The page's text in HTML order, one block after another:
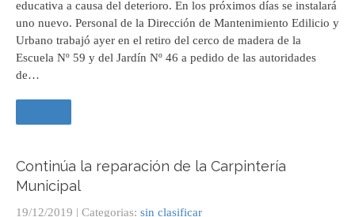
educativa a causa del deterioro. En los próximos días se instalará
uno nuevo. Personal de la Dirección de Mantenimiento Edilicio y
Urbano trabajó ayer en el retiro del cerco de madera de la
Escuela Nº 59 y del Jardín Nº 46 a pedido de las autoridades
de…
Continúa la reparación de la Carpintería
Municipal
19/12/2019 | Categorias: sin clasificar